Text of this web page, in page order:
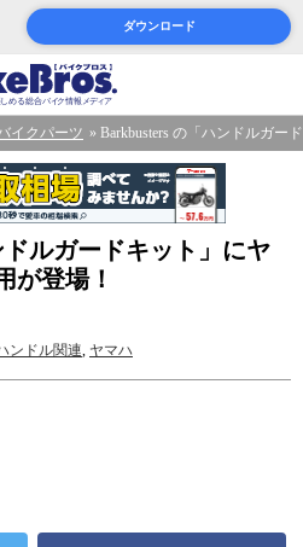
ダウンロード
イクパーツ Barkbusters の「ハンドルガー
ルガードキット」にヤ
が登場！
ンドル関連, ヤマハ